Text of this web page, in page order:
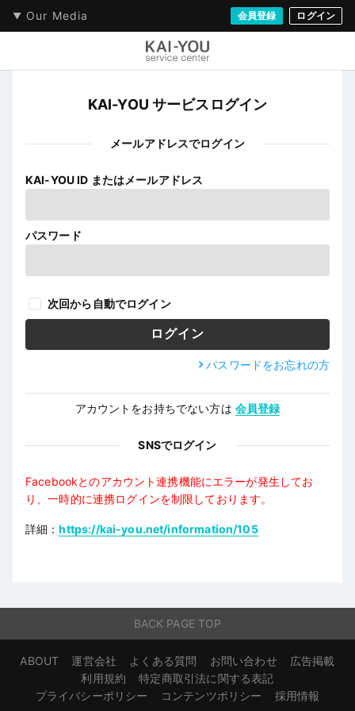
Our Media 会員登録 ログイン
KAI-YOU サービスログイン
メールアドレスでログイン
KAI-YOU ID またはメールアドレス
パスワード
次回から自動でログイン
パスワードをお忘れの方
アカウントをお持ちでない方は 会員登録
SNSでログイン
Facebookとのアカウント連携機能にエラーが発生してお
り、一時的に連携ログインを制限しております。
詳細：https://kai-you.net/information/105
BACK PAGE TOP
ABOUT 運営会社 よくある質問 お問い合わせ
広告掲載
利用規約
特定商取引法に関する表記
プライバシーポリシー
コンテンツポリシー 採用情報